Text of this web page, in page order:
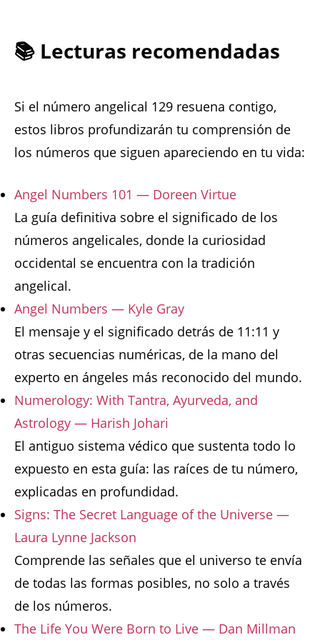
📚 Lecturas recomendadas
Si el número angelical 129 resuena contigo,
estos libros profundizarán tu comprensión de
los números que siguen apareciendo en tu vida:
Angel Numbers 101 — Doreen Virtue
La guía definitiva sobre el significado de los
números angelicales, donde la curiosidad
occidental se encuentra con la tradición
angelical.
Angel Numbers — Kyle Gray
El mensaje y el significado detrás de 11:11 y
otras secuencias numéricas, de la mano del
experto en ángeles más reconocido del mundo.
Numerology: With Tantra, Ayurveda, and
Astrology — Harish Johari
El antiguo sistema védico que sustenta todo lo
expuesto en esta guía: las raíces de tu número,
explicadas en profundidad.
Signs: The Secret Language of the Universe —
Laura Lynne Jackson
Comprende las señales que el universo te envía
de todas las formas posibles, no solo a través
de los números.
The Life You Were Born to Live — Dan Millman